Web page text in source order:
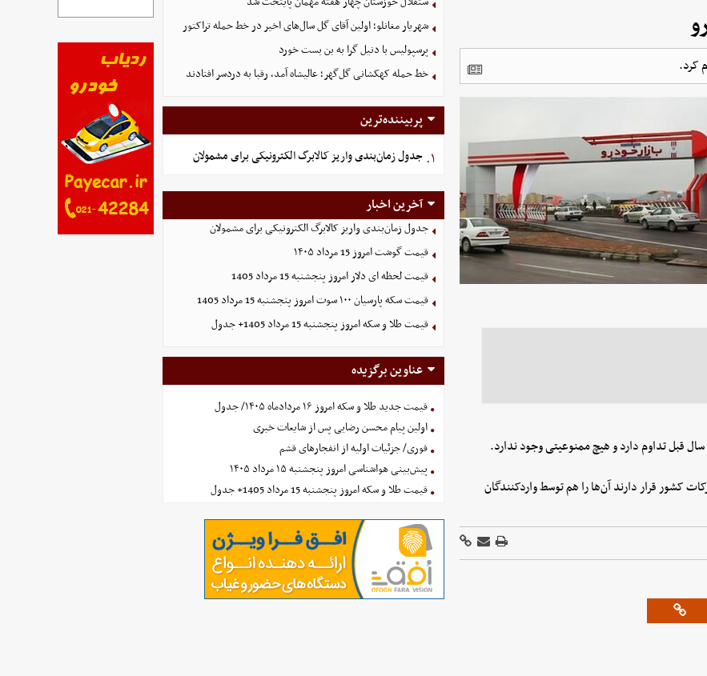
کرد.
قبل تداوم دارد و هیچ ممنوعیتی وجود ندارد.
کشور قرار دارند آن‌ها را هم توسط واردکنندگان
شهریار مغانلو؛ اولین آقای گل سال‌های اخیر در خط حمله تراکتور
پرسپولیس با دنیل گرا به بن بست خورد
خط حمله کهکشانی گل‌گهر؛ عالیشاه آمد، رقبا به دردسر افتادند
پربیننده‌ترین
۱. جدول زمان‌بندی واریز کالابرگ الکترونیکی برای مشمولان
آخرین اخبار
جدول زمان‌بندی واریز کالابرگ الکترونیکی برای مشمولان
قیمت گوشت امروز 15 مرداد ۱۴۰۵
قیمت لحظه ای دلار امروز پنجشنبه 15 مرداد 1405
قیمت سکه پارسیان ۱۰۰ سوت امروز پنجشنبه 15 مرداد 1405
قیمت طلا و سکه امروز پنجشنبه 15 مرداد 1405+ جدول
عناوین برگزیده
قیمت جدید طلا و سکه امروز ۱۶ مردادماه ۱۴۰۵/ جدول
اولین پیام محسن رضایی پس از شایعات خبری
فوری/ جزئیات اولیه از انفجارهای قشم
پیش‌بینی هواشناسی امروز پنجشنبه ۱۵ مرداد ۱۴۰۵
قیمت طلا و سکه امروز پنجشنبه 15 مرداد 1405+ جدول